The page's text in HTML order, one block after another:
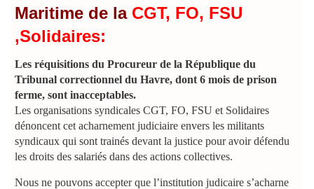
Maritime de laCGT, FO, FSU
,Solidaires:
Les réquisitions du Procureur de la République du
Tribunal correctionnel du Havre, dont 6 mois de prison
ferme, sont inacceptables.
Les organisations syndicales CGT, FO, FSU et Solidaires
dénoncent cet acharnement judiciaire envers les militants
syndicaux qui sont trainés devant la justice pour avoir défendu
les droits des salariés dans des actions collectives.
Nous ne pouvons accepter que l’institution judicaire s’acharne